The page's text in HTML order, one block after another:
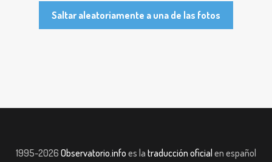
Saltar aleatoriamente a una de las fotos
1995-2026 Observatorio.info es la traducción oficial en español